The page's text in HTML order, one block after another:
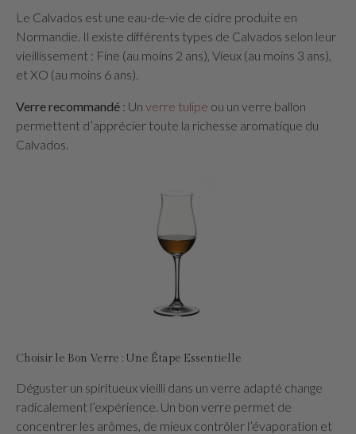
Le Calvados est une eau-de-vie de cidre produite en
Normandie. Il existe différents types de Calvados selon leur
vieillissement : Fine (au moins 2 ans), Vieux (au moins 3 ans),
et XO (au moins 6 ans).
Verre recommandé : Un verre tulipe ou un verre ballon
permettent d’apprécier toute la richesse aromatique du
Calvados.
Choisir le Bon Verre : Une Étape Essentielle
Déguster un spiritueux vieilli dans un verre adapté change
radicalement l’expérience. Un bon verre permet de
concentrer les arômes, de mieux contrôler l’évaporation et